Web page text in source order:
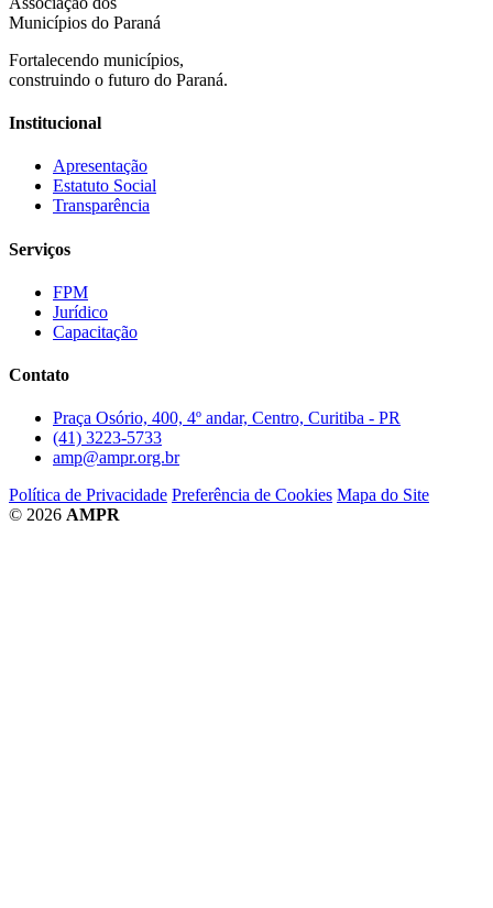
Municípios do Paraná
Fortalecendo municípios,
construindo o futuro do Paraná.
Institucional
Apresentação
Estatuto Social
Transparência
Serviços
FPM
Jurídico
Capacitação
Contato
Praça Osório, 400, 4º andar, Centro, Curitiba - PR
(41) 3223-5733
amp@ampr.org.br
Política de Privacidade Preferência de Cookies Mapa do Site
© 2026 AMPR